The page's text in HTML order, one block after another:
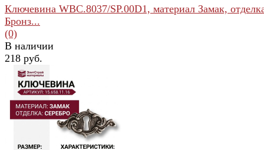
избранное сравнить
Ключевина WBC.8037/SP.00D1, материал Замак,
Бронз...
(0)
В наличии
218 руб.